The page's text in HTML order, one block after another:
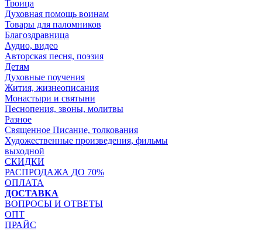
Троица
Духовная помощь воинам
Товары для паломников
Благоздравница
Аудио, видео
Авторская песня, поэзия
Детям
Духовные поучения
Жития, жизнеописания
Монастыри и святыни
Песнопения, звоны, молитвы
Разное
Священное Писание, толкования
Художественные произведения, фильмы
выходной
СКИДКИ
РАСПРОДАЖА ДО 70%
ОПЛАТА
ДОСТАВКА
ВОПРОСЫ И ОТВЕТЫ
ОПТ
ПРАЙС